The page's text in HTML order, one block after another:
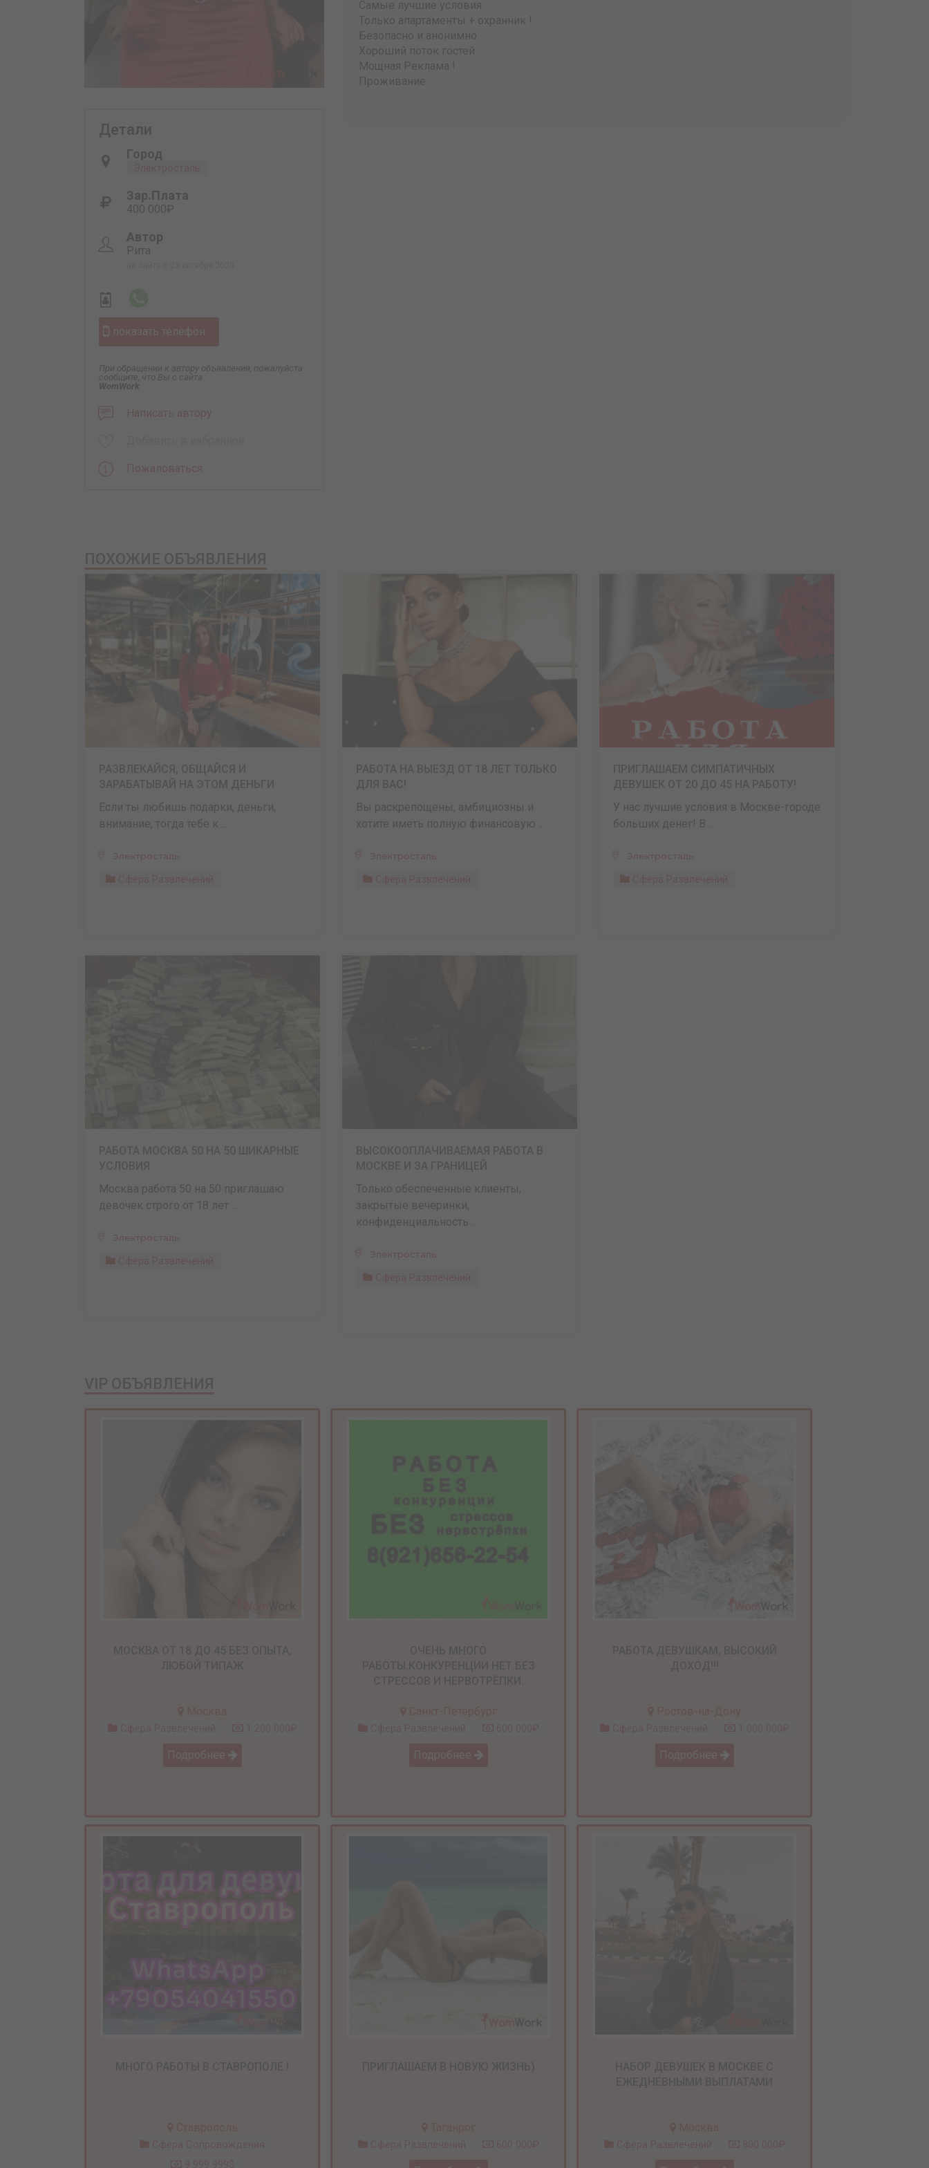
Детали
Город
Электросталь
Зар.плата
400 000₽
Автор
Рита
показать телефон
При обращении к автору объявления, пожалуйста
сообщите, что Вы с сайта
WomWork
Написать автору
Пожаловаться
Самые лучшие условия .
Только апартаменты + охранник !
Безопасно и анонимно.
Хороший поток гостей.
Мощная Реклама !
Проживание.
Если ты любишь подарки, деньги,
внимание, тогда тебе к ...
Электросталь
Сфера Развлечений
Вы раскрепощены, амбициозны и
хотите иметь полную финансовую ...
Электросталь
Сфера Развлечений
У нас лучшие условия в Москве-городе
больших денег! В ...
Электросталь
Сфера Развлечений
Москва работа 50 на 50 приглашаю
девочек строго от 18 лет ...
Электросталь
Сфера Развлечений
Только обеспеченные клиенты,
закрытые вечеринки,
конфиденциальность ...
Электросталь
Сфера Развлечений
Сфера Развлечений 1 200 000₽
Подробнее
Сфера Развлечений 600 000₽
Подробнее
Сфера Развлечений 1 000 000₽
Подробнее
Сфера Сопровождения
9 999 999$
Сфера Развлечений 600 000₽ Сфера Развлечений 800 000₽